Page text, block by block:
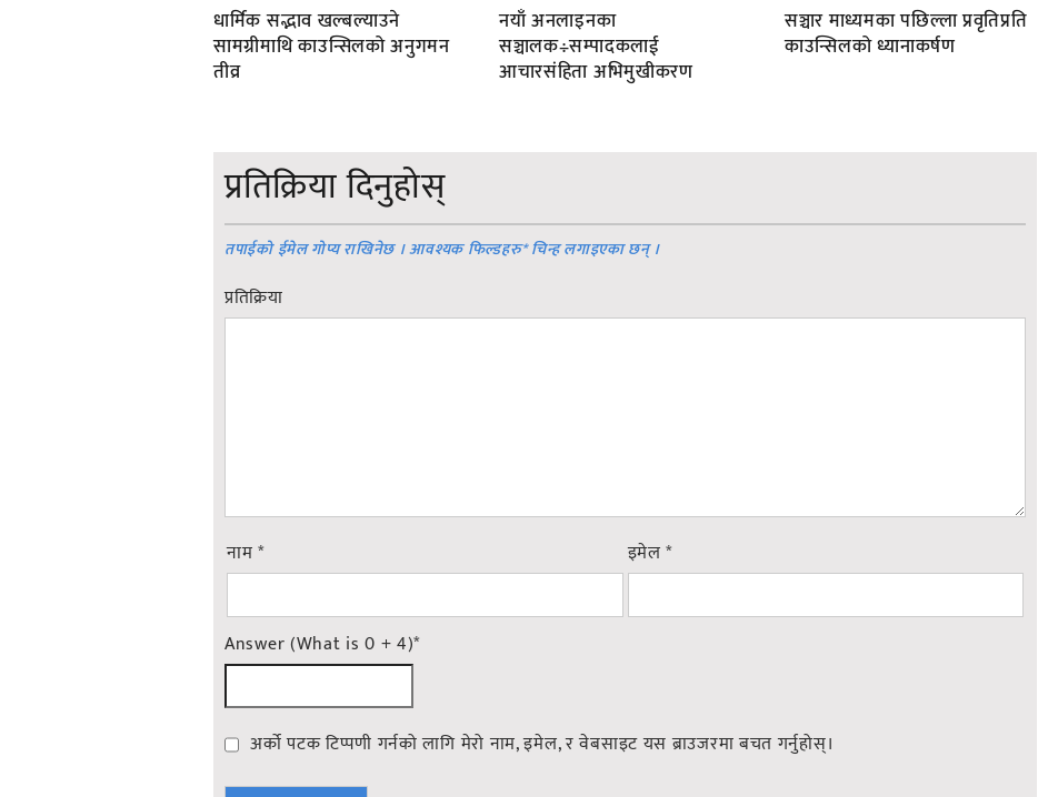
धार्मिक सद्भाव खल्बल्याउने
सामग्रीमाथि काउन्सिलको अनुगमन
तीव्र
नयाँ अनलाइनका
सञ्चालक÷सम्पादकलाई
आचारसंहिता अभिमुखीकरण
सञ्चार माध्यमका पछिल्ला प्रवृतिप्रति
काउन्सिलको ध्यानाकर्षण
प्रतिक्रिया दिनुहोस्
तपाईको ईमेल गोप्य राखिनेछ । आवश्यक फिल्डहरु*चिन्ह लगाइएका छन् ।
प्रतिक्रिया
नाम* इमेल*
Answer (What is 0 + 4)*
अर्को पटक टिप्पणी गर्नको लागि मेरो नाम, इमेल, र वेबसाइट यस ब्राउजरमा बचत गर्नुहोस्।